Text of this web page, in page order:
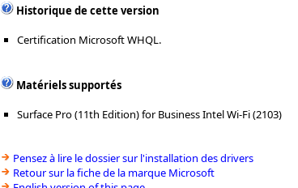
Historique de cette version
Certification Microsoft WHQL.
Matériels supportés
Surface Pro (11th Edition) for Business Intel Wi-Fi (2103)
Pensez à lire le dossier sur l'installation des drivers
Retour sur la fiche de la marque Microsoft